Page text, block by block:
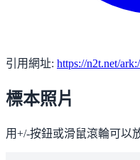
引用網址: https://n2t.net/
標本照片
用+/-按鈕或滑鼠滾輪可以